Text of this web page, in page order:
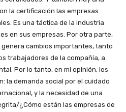
la certificación las empresas
Es una táctica de la industria
en sus empresas. Por otra parte,
cambios importantes, tanto
trabajadores de la compañía, a
Por lo tanto, en mi opinión, los
la demanda social por el cuidado
y la necesidad de una
¿Cómo están las empresas de